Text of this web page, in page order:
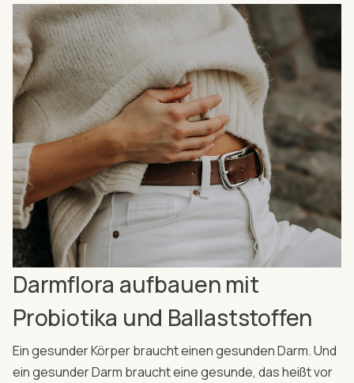
Darmflora aufbauen mit
Probiotika und Ballaststoffen
Ein gesunder Körper braucht einen gesunden Darm. Und
ein gesunder Darm braucht eine gesunde, das heißt vor